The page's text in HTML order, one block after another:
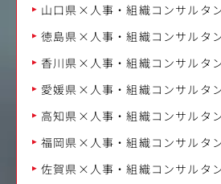
山口県×人事・組織コンサルタ
徳島県×人事・組織コンサルタ
香川県×人事・組織コンサルタ
愛媛県×人事・組織コンサルタ
高知県×人事・組織コンサルタ
福岡県×人事・組織コンサルタ
佐賀県×人事・組織コンサルタ